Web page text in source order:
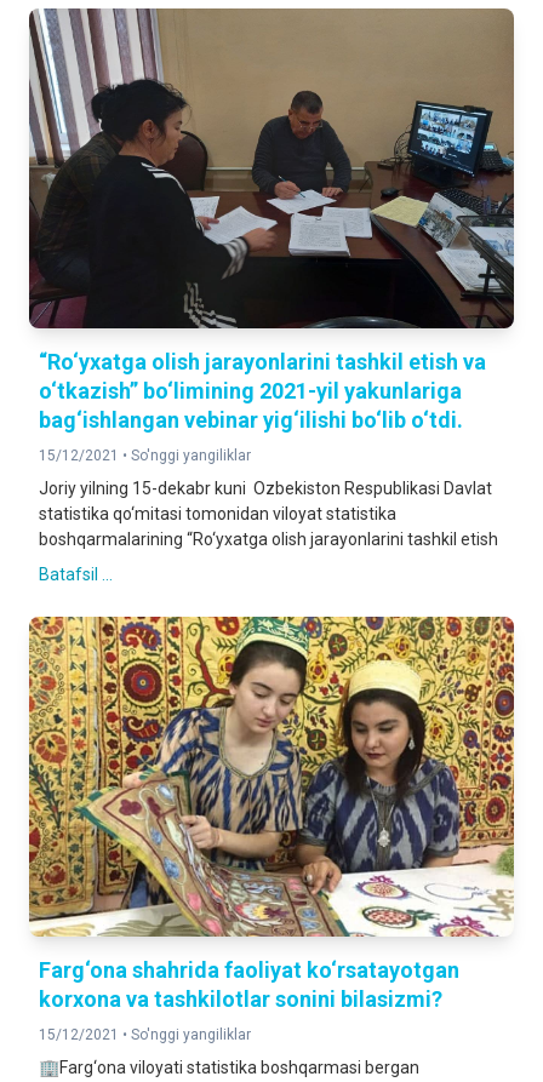
“Ro‘yxatga olish jarayonlarini tashkil etish va
o‘tkazish” bo‘limining 2021-yil yakunlariga
bag‘ishlangan vebinar yig‘ilishi bo‘lib o‘tdi.
15/12/2021 • So'nggi yangiliklar
Joriy yilning 15-dekabr kuni Ozbekiston Respublikasi Davlat
statistika qo‘mitasi tomonidan viloyat statistika
boshqarmalarining “Ro‘yxatga olish jarayonlarini tashkil etish
Batafsil ...
Farg‘ona shahrida faoliyat ko‘rsatayotgan
korxona va tashkilotlar sonini bilasizmi?
15/12/2021 • So'nggi yangiliklar
🏢Farg‘ona viloyati statistika boshqarmasi bergan